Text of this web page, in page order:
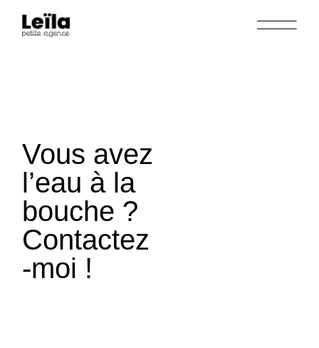
Vous avez
l’eau à la
bouche ?
Contactez
-moi !